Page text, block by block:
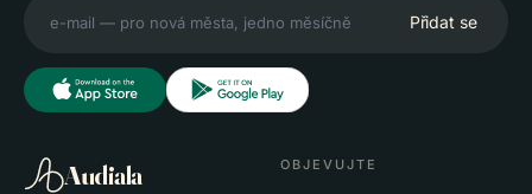
Přidat se
Audiala OBJEVUJTE